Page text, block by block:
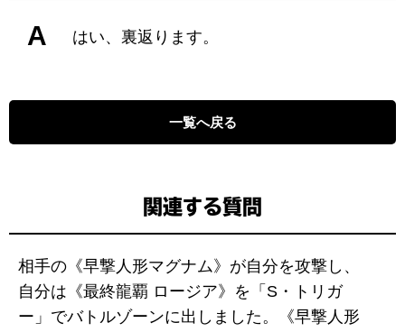
A はい、裏返ります。
一覧へ戻る
関連する質問
相手の《早撃人形マグナム》が自分を攻撃し、
自分は《最終龍覇 ロージア》を「S・トリガ
ー」でバトルゾーンに出しました。《早撃人形